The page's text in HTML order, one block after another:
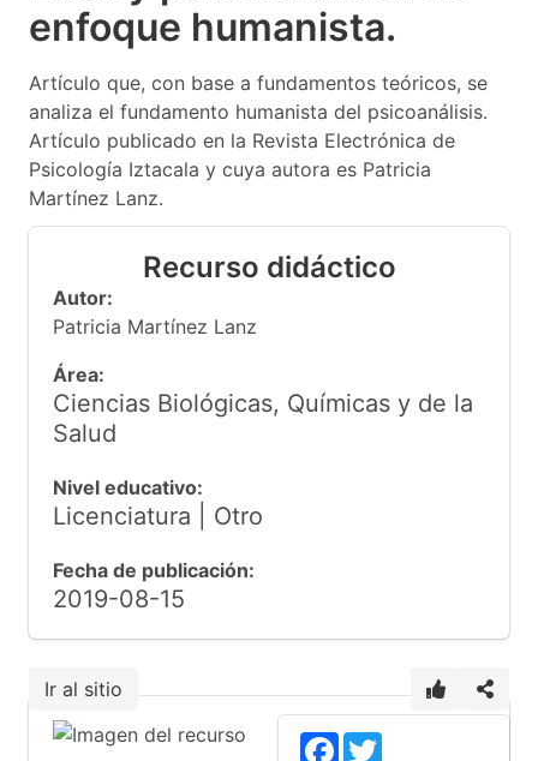
enfoque humanista.
Artículo que, con base a fundamentos teóricos, se
analiza el fundamento humanista del psicoanálisis.
Artículo publicado en la Revista Electrónica de
Psicología Iztacala y cuya autora es Patricia
Martínez Lanz.
Recurso didáctico
Autor:
Patricia Martínez Lanz
Área:
Ciencias Biológicas, Químicas y de la
Salud
Nivel educativo:
Licenciatura | Otro
Fecha de publicación:
2019-08-15
Ir al sitio
Facebook